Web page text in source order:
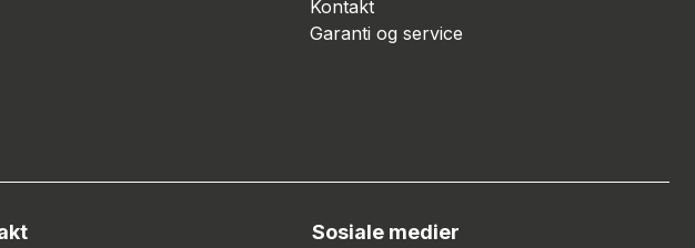
Kontakt
Garanti og service
Sosiale medier